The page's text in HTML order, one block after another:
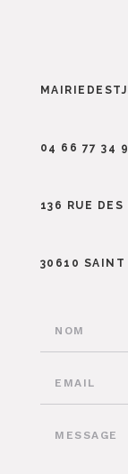
04 66 77 34
136 RUE DES
30610 SAINT